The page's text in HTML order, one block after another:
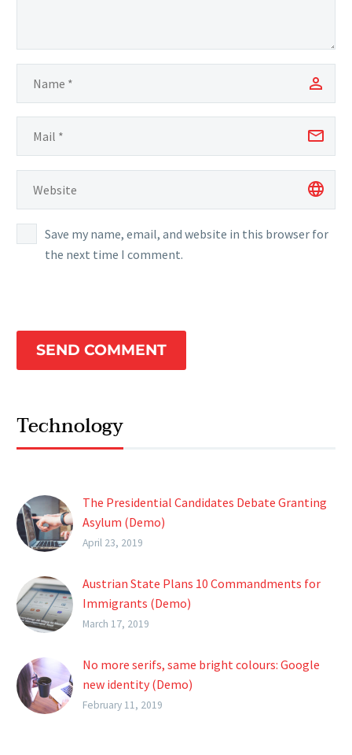
Save my name, email, and website in this browser for
the next time I comment.
SEND COMMENT
Technology
The Presidential Candidates Debate Granting
Asylum (Demo)
Lorem ipsum dolor sit ametcon sectetur
labore et dolore.
April 23, 2019
Austrian State Plans 10 Commandments for
Immigrants (Demo)
Lorem ipsum dolor sit ametcon sectetur
labore et dolore.
March 17, 2019
No more serifs, same bright colours: Google
new identity (Demo)
Lorem ipsum dolor sit ametcon sectetur
February 11, 2019